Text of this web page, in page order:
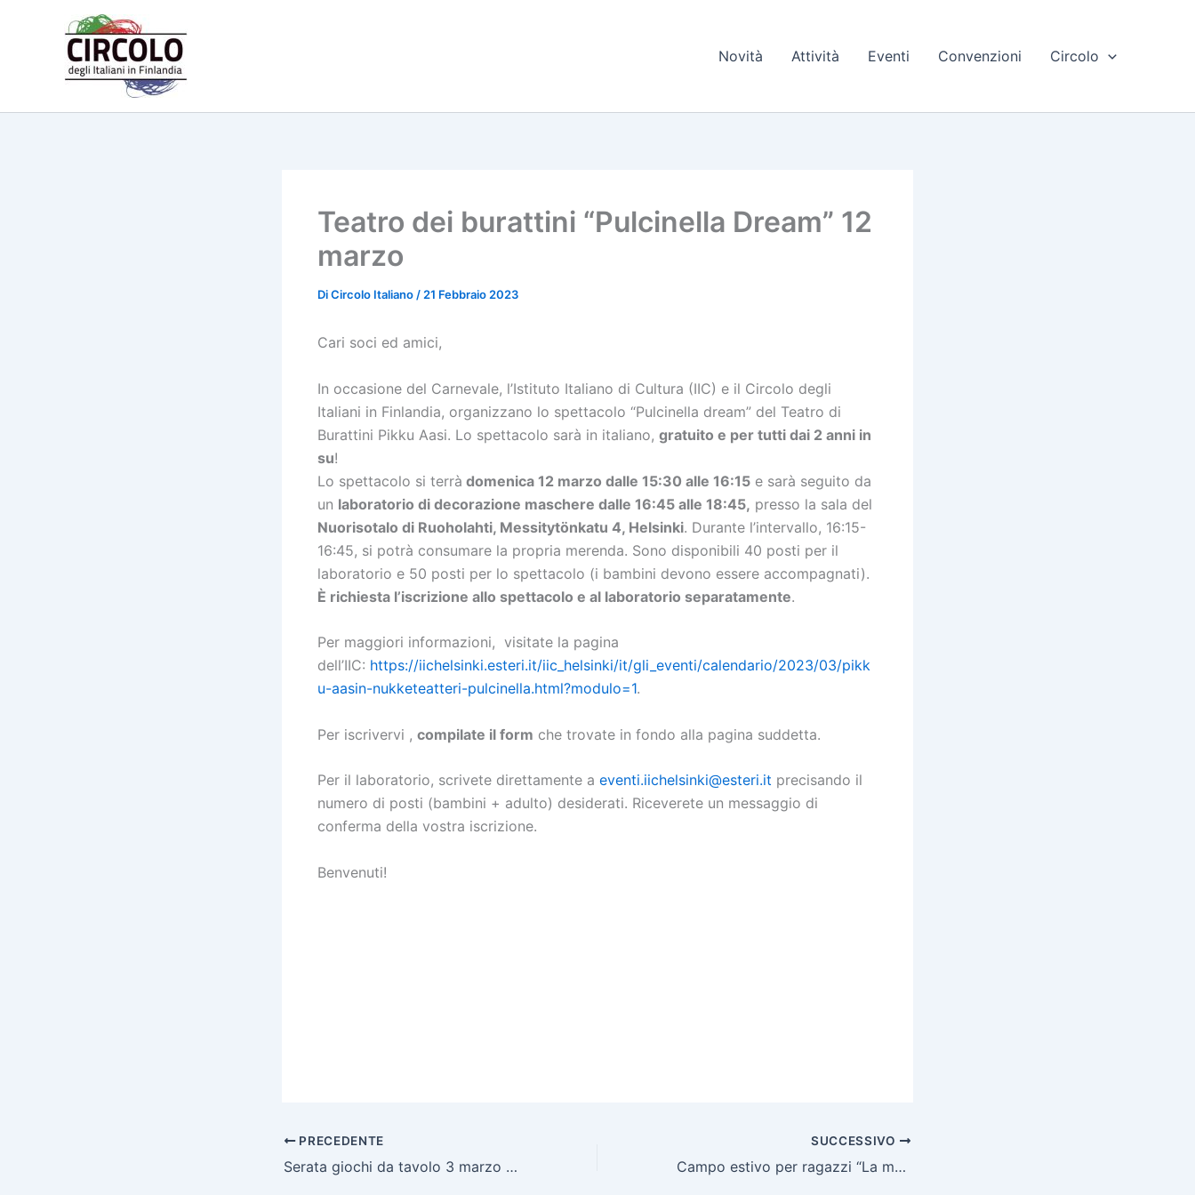
Novità Attività Eventi Convenzioni Circolo
Teatro dei burattini “Pulcinella Dream” 12
marzo
DiCircolo Italiano / 21 Febbraio 2023
Cari soci ed amici,
In occasione del Carnevale, l’Istituto Italiano di Cultura (IIC) e il Circolo degli
Italiani in Finlandia, organizzano lo spettacolo “Pulcinella dream” del Teatro di
Burattini Pikku Aasi. Lo spettacolo sarà in italiano, gratuito e per tutti dai 2 anni in
su!
Lo spettacolo si terrà domenica 12 marzo dalle 15:30 alle 16:15 e sarà seguito da
un laboratorio di decorazione maschere dalle 16:45 alle 18:45, presso la sala del
Nuorisotalo di Ruoholahti, Messitytönkatu 4, Helsinki. Durante l’intervallo, 16:15-
16:45, si potrà consumare la propria merenda. Sono disponibili 40 posti per il
laboratorio e 50 posti per lo spettacolo (i bambini devono essere accompagnati).
È richiesta l’iscrizione allo spettacolo e al laboratorio separatamente.
Per maggiori informazioni, visitate la pagina
dell’IIC: https://iichelsinki.esteri.it/iic_helsinki/it/gli_eventi/calendario/2023/03/pikk
u-aasin-nukketeatteri-pulcinella.html?modulo=1.
Per iscrivervi , compilate il form che trovate in fondo alla pagina suddetta.
Per il laboratorio, scrivete direttamente a eventi.iichelsinki@esteri.it precisando il
numero di posti (bambini + adulto) desiderati. Riceverete un messaggio di
conferma della vostra iscrizione.
Benvenuti!
PRECEDENTE
Serata giochi da tavolo 3 marzo 2023 17.30
SUCCESSIVO
Campo estivo per ragazzi “La macchina del tempo”, 2-6 agosto 2023